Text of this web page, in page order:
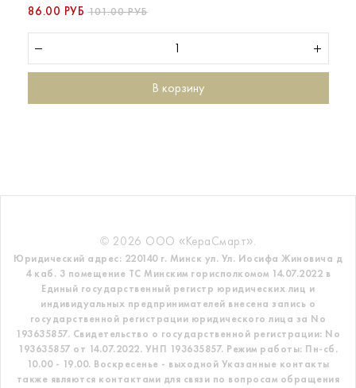
86.00 РУБ101.00 РУБ
В корзину
© 2026 ООО «КераСмарт».
Юридический адрес: 220140 г. Минск ул. Ул. Иосифа Жиновича д
4 каб. 3 помещение ТС Минским горисполкомом 14.07.2022 в
Единый государственный регистр юридических лиц и
индивидуальных предпринимателей внесена запись о
государственной регистрации юридического лица за No
193635857. Свидетельство о государственной регистрации: No
193635857 от 14.07.2022. УНП 193635857. Режим работы: Пн-сб.
10.00 - 19.00. Воскресенье - выходной Указанные контакты
также являются контактами для связи по вопросам обращения